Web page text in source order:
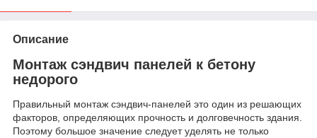
Описание
Монтаж сэндвич панелей к бетону
недорого
Правильный монтаж сэндвич-панелей это один из решающих
факторов, определяющих прочность и долговечность здания.
Поэтому большое значение следует уделять не только